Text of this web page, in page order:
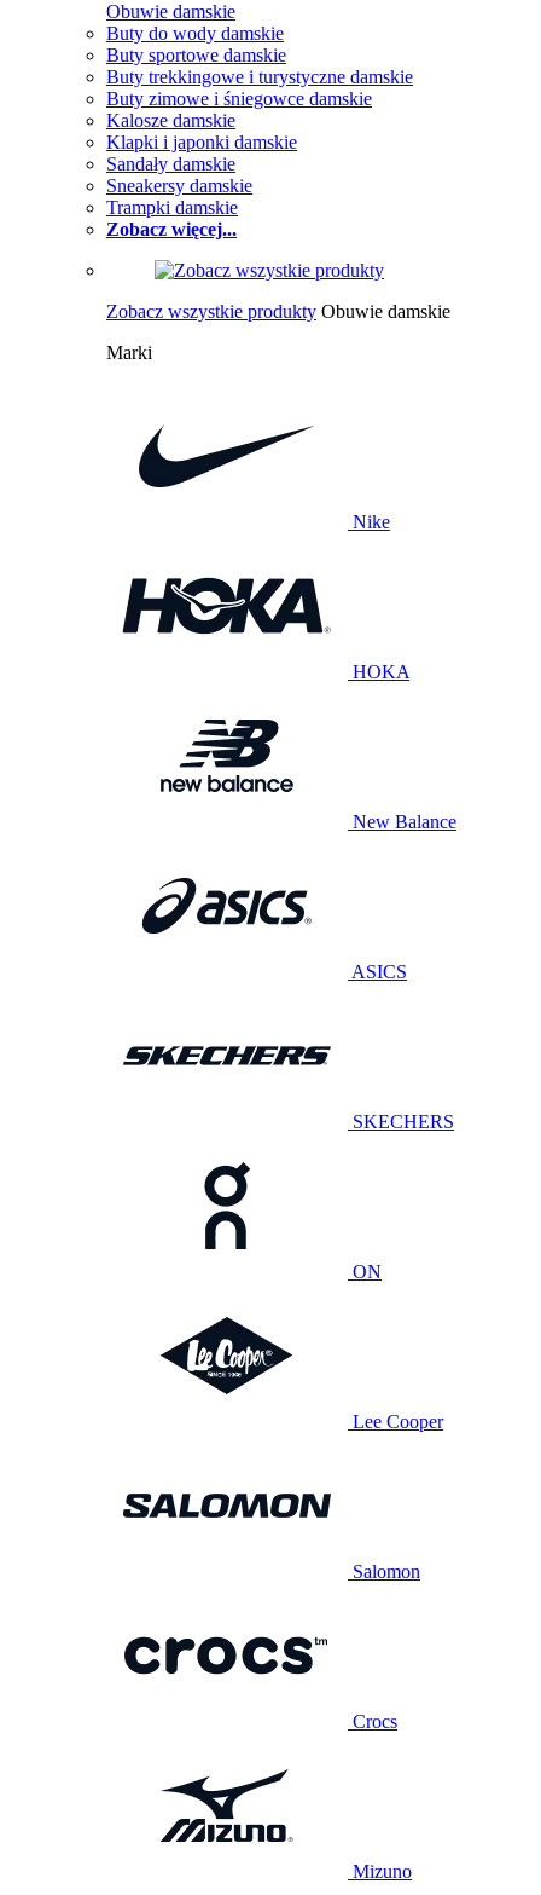
Obuwie damskie
Buty do wody damskie
Buty sportowe damskie
Buty trekkingowe i turystyczne damskie
Buty zimowe i śniegowce damskie
Kalosze damskie
Klapki i japonki damskie
Sandały damskie
Sneakersy damskie
Trampki damskie
Zobacz więcej...
Zobacz wszystkie produkty Obuwie damskie
Marki
Nike
HOKA
New Balance
ASICS
SKECHERS
ON
Lee Cooper
Salomon
Crocs
Mizuno